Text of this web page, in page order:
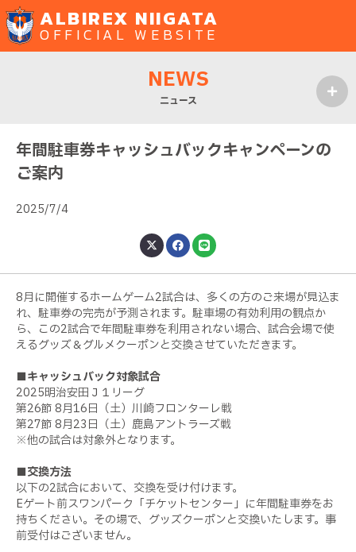
ALBIREX NIIGATA
OFFICIAL WEBSITE
NEWS
ニュース
年間駐車券キャッシュバックキャンペーンの
ご案内
2025/7/4
8月に開催するホームゲーム2試合は、多くの方のご来場が見込ま
れ、駐車券の完売が予測されます。駐車場の有効利用の観点か
ら、この2試合で年間駐車券を利用されない場合、試合会場で使
えるグッズ＆グルメクーポンと交換させていただきます。
■キャッシュバック対象試合
2025明治安田Ｊ１リーグ
第26節 8月16日（土）川崎フロンターレ戦
第27節 8月23日（土）鹿島アントラーズ戦
※他の試合は対象外となります。
■交換方法
以下の2試合において、交換を受け付けます。
Eゲート前スワンパーク「チケットセンター」に年間駐車券をお
持ちください。その場で、グッズクーポンと交換いたします。事
前受付はございません。